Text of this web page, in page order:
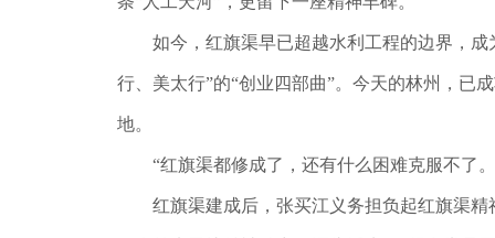
如今，红旗渠早已超越水利工程的边界，成
行、美太行”的“创业四部曲”。今天的林州，已
地。
“红旗渠都修成了，还有什么困难克服不了。
红旗渠建成后，张买江义务担负起红旗渠精